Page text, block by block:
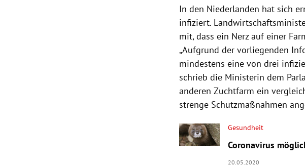
In den Niederlanden hat sich
infiziert.
mit, dass ein Nerzauf einer
„Aufgrund der vorliegenden
mindestens eine von drei
schrieb die Ministerin dem
anderenZuchtfarm ein
strenge Schutzmaßnahmen
Gesundheit
Coronavirus
20.05.2020